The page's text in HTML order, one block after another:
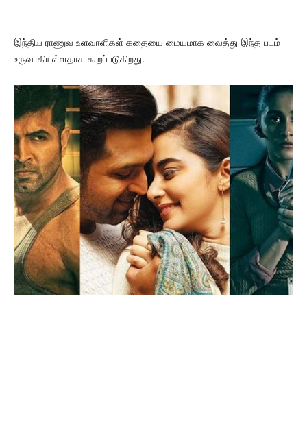
இந்திய ராணுவ உளவாளிகள் கதையை மையமாக வைத்து இந்த படம்
உருவாகியுள்ளதாக கூறப்படுகிறது.